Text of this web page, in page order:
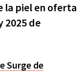
la piel en oferta
2025 de
Surge de